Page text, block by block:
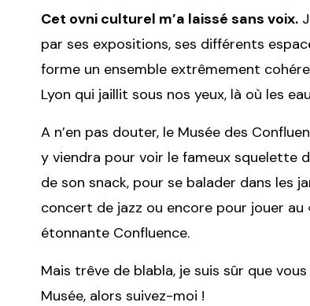
Cet ovni culturel m’a laissé sans voix.
par ses expositions, ses différents
forme un ensemble extrêmement
Lyon qui jaillit sous nos yeux, là où les
A n’en pas douter, le Musée des
y viendra pour voir le fameux squelette
de son snack, pour se balader dans les
concert de jazz ou encore pour jouer
étonnante Confluence.
Mais trêve de blabla, je suis sûr que
Musée, alors suivez-moi !